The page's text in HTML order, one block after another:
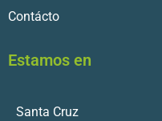
Contácto
Estamos en
Santa Cruz